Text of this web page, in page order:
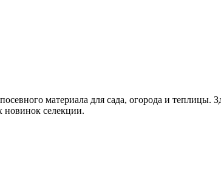
материала для сада, огорода и теплицы.
новинок селекции.